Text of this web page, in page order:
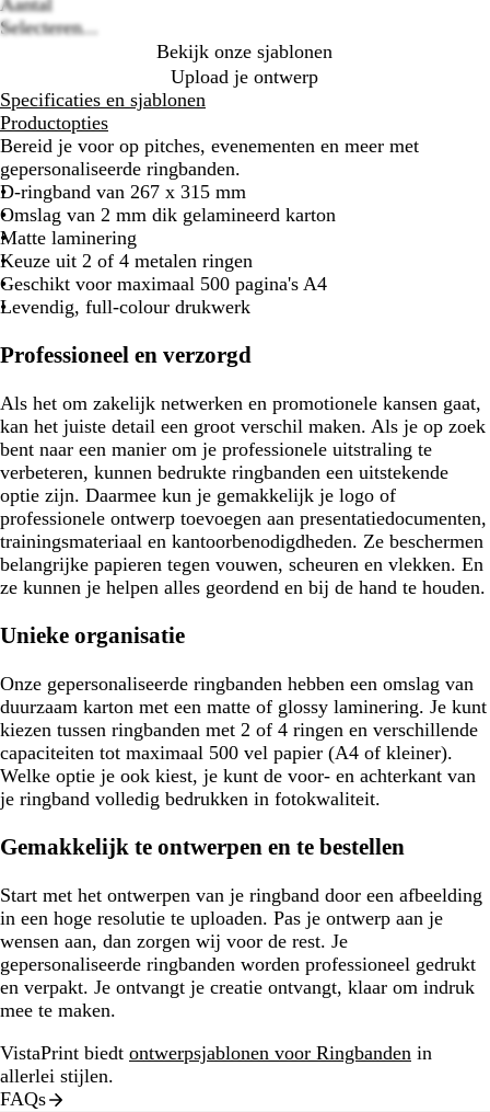
Aantal
Selecteren...
Bekijk onze sjablonen
Upload je ontwerp
Specificaties en sjablonen
Productopties
Bereid je voor op pitches, evenementen en meer met
gepersonaliseerde ringbanden.
D-ringband van 267 x 315 mm
Omslag van 2 mm dik gelamineerd karton
Matte laminering
Keuze uit 2 of 4 metalen ringen
Geschikt voor maximaal 500 pagina's A4
Levendig, full-colour drukwerk
Professioneel en verzorgd
Als het om zakelijk netwerken en promotionele kansen gaat,
kan het juiste detail een groot verschil maken. Als je op zoek
bent naar een manier om je professionele uitstraling te
verbeteren, kunnen bedrukte ringbanden een uitstekende
optie zijn. Daarmee kun je gemakkelijk je logo of
professionele ontwerp toevoegen aan presentatiedocumenten,
trainingsmateriaal en kantoorbenodigdheden. Ze beschermen
belangrijke papieren tegen vouwen, scheuren en vlekken. En
ze kunnen je helpen alles geordend en bij de hand te houden.
Unieke organisatie
Onze gepersonaliseerde ringbanden hebben een omslag van
duurzaam karton met een matte of glossy laminering. Je kunt
kiezen tussen ringbanden met 2 of 4 ringen en verschillende
capaciteiten tot maximaal 500 vel papier (A4 of kleiner).
Welke optie je ook kiest, je kunt de voor- en achterkant van
je ringband volledig bedrukken in fotokwaliteit.
Gemakkelijk te ontwerpen en te bestellen
Start met het ontwerpen van je ringband door een afbeelding
in een hoge resolutie te uploaden. Pas je ontwerp aan je
wensen aan, dan zorgen wij voor de rest. Je
gepersonaliseerde ringbanden worden professioneel gedrukt
en verpakt. Je ontvangt je creatie ontvangt, klaar om indruk
mee te maken.
VistaPrint biedt ontwerpsjablonen voor Ringbanden in
allerlei stijlen.
FAQs